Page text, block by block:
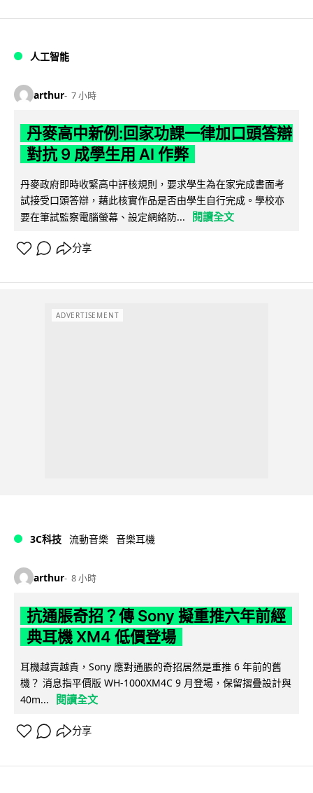
人工智能
arthur 7 小時
丹麥高中新例:回家功課一律加口頭答辯
對抗 9 成學生用 AI 作弊
丹麥政府即時收緊高中評核規則，要求學生為在家完成書面考
試接受口頭答辯，藉此核實作品是否由學生自行完成。學校亦
要在筆試監察電腦螢幕、設定網絡防...
閱讀全文
分享
ADVERTISEMENT
3C科技 流動音樂 音樂耳機
arthur 8 小時
抗通脹奇招？傳 Sony 擬重推六年前經
典耳機 XM4 低價登場
耳機越賣越貴，Sony 應對通脹的奇招居然是重推 6 年前的舊
機？ 消息指平價版 WH-1000XM4C 9 月登場，保留摺疊設計與
40m...
閱讀全文
分享